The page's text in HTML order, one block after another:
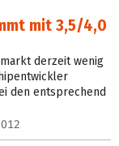
mit 3,5/4,0
derzeit wenig
den entsprechend